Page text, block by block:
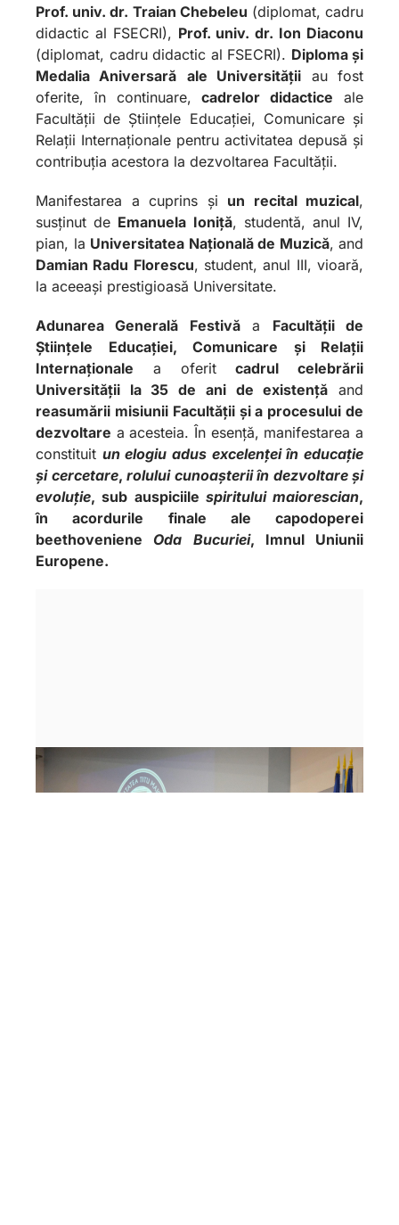
Prof. univ. dr. Traian Chebeleu (diplomat, cadru
didactic al FSECRI), Prof. univ. dr. Ion Diaconu
(diplomat, cadru didactic al FSECRI). Diploma și
Medalia Aniversară ale Universității au fost
oferite, în continuare,cadrelor didactice ale
Facultății de Științele Educației, Comunicare și
Relații Internaționale pentru activitatea depusă și
contribuția acestora la dezvoltarea Facultății.
Manifestarea a cuprins și un recital muzical,
susținut de Emanuela Ioniță, studentă, anul IV,
pian, la Universitatea Națională de Muzică, and
Damian Radu Florescu, student, anul III, vioară,
la aceeași prestigioasă Universitate.
Adunarea Generală Festivăa Facultății de
Științele Educației, Comunicare și Relații
Internaționale a oferitcadrul celebrării
Universității la 35 de ani de existență and
reasumării misiunii Facultății și a procesului de
dezvoltare a acesteia. În esență, manifestarea a
constituit un elogiu adus excelenței în educație
și cercetare, rolului cunoașterii în dezvoltare și
evoluție, sub auspiciile spiritului maiorescian,
în acordurile finale ale capodoperei
beethoveniene Oda Bucuriei, Imnul Uniunii
Europene.